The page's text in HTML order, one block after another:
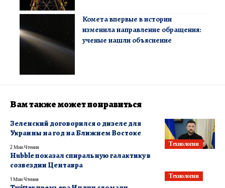
Комета впервые в истории
изменила направление обращения:
ученые нашли объяснение
Вам также может понравиться
Технологии
Зеленский договорился о дизеле для
Украины на год на Ближнем Востоке
2 Мин Чтения
Технологии
Hubble показал спиральную галактику в
созвездии Центавра
1 Мин Чтения